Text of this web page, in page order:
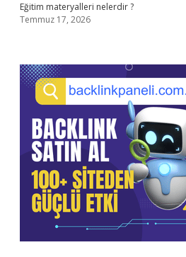
Eğitim materyalleri nelerdir ?
Temmuz 17, 2026